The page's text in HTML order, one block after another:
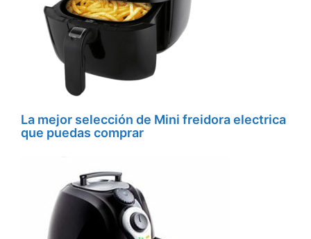
La mejor selección de Mini freidora electrica
que puedas comprar